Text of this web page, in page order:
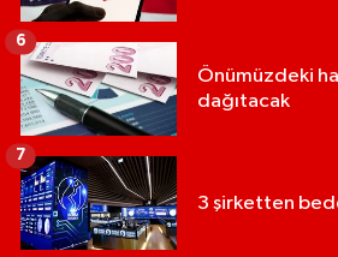
Önümüzdeki
dağıtacak
6
3 şirketten
7